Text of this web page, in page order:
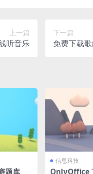
上一篇
听音乐
下一篇
免费下载
题库
信息科技
OnlyOffice